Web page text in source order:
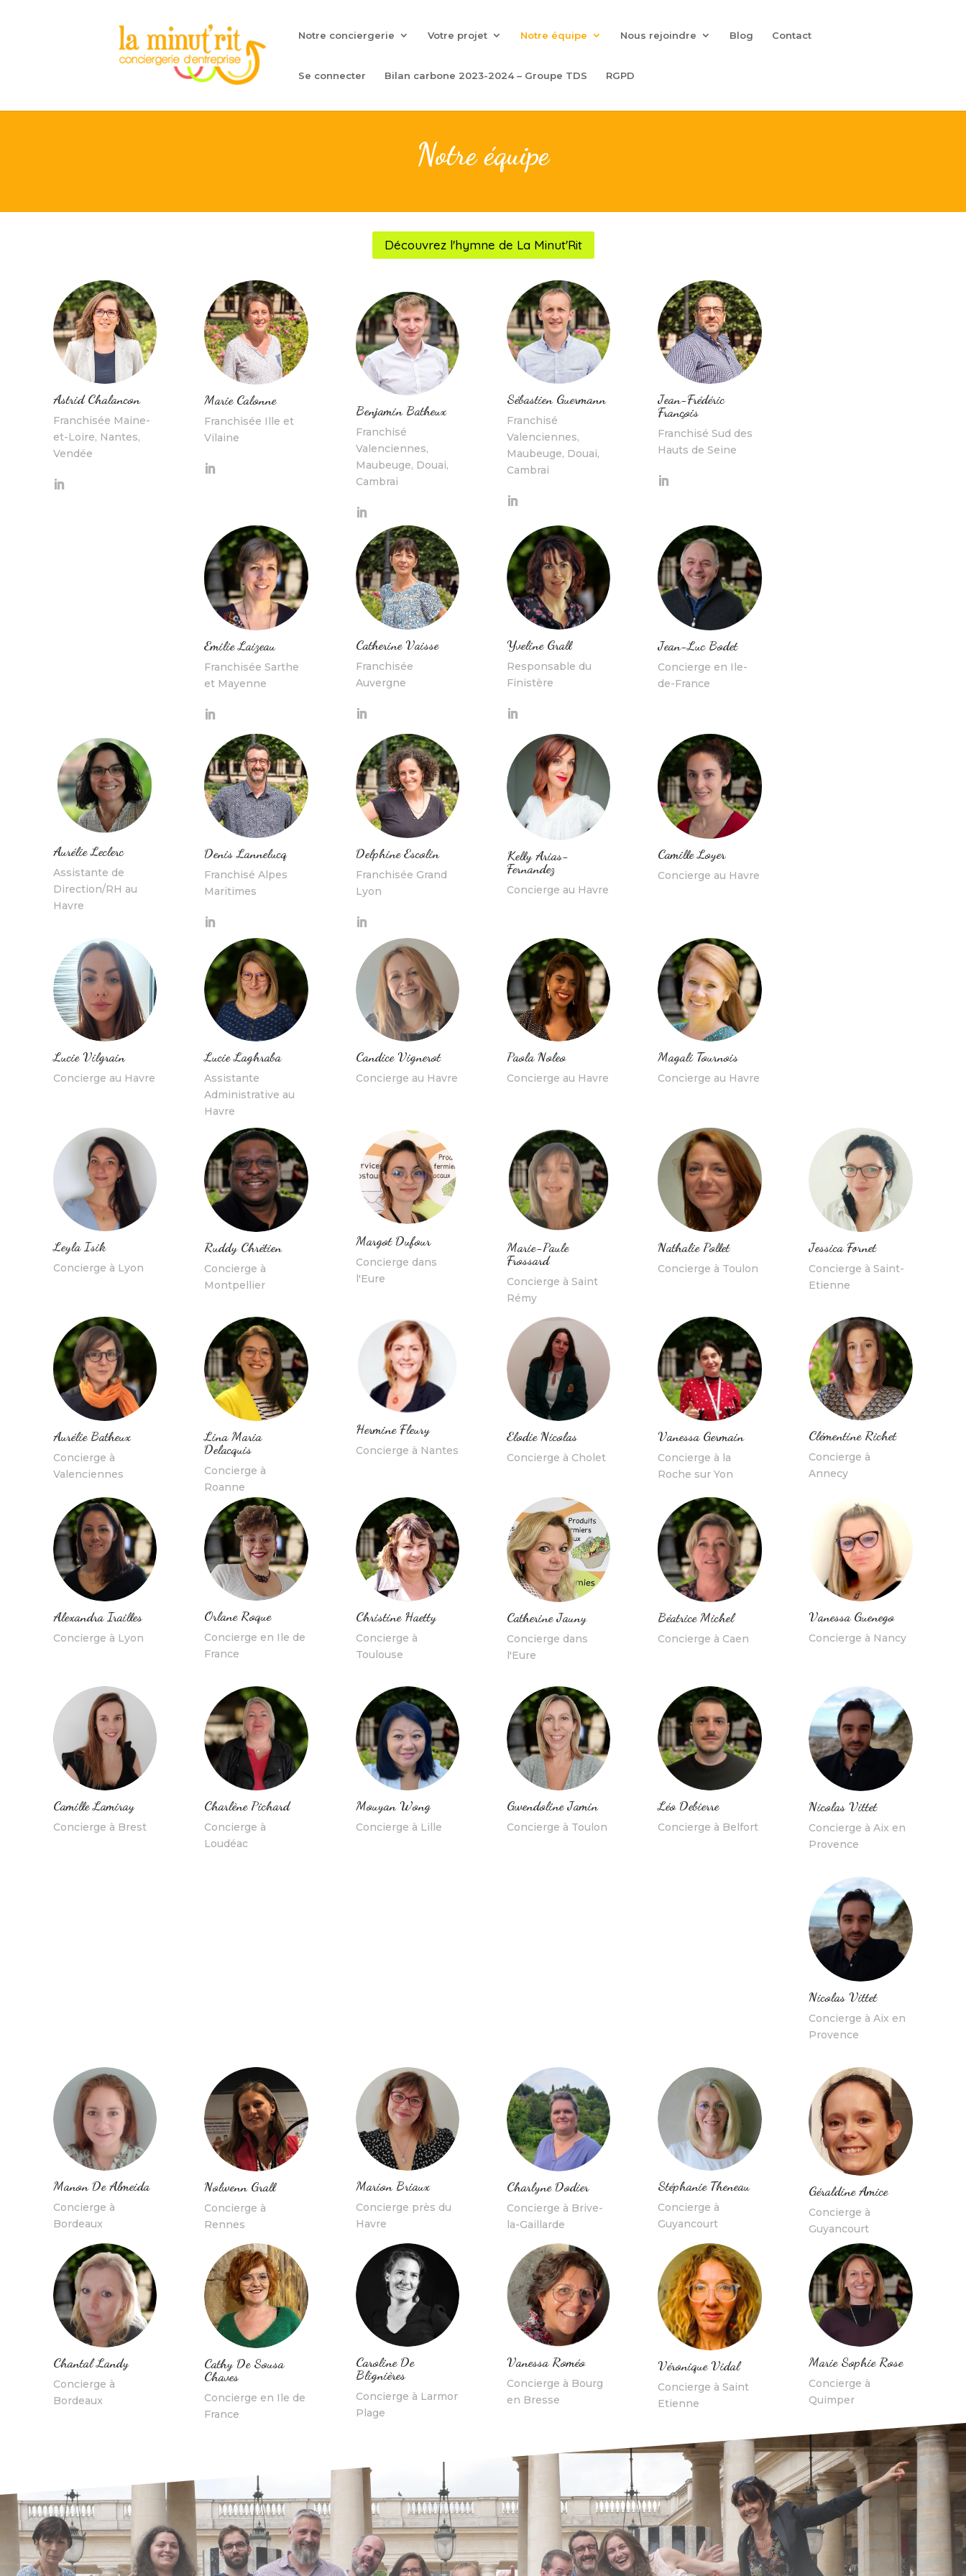
Notre conciergerie Votre projet Notre équipe Nous rejoindre Blog Contact
Se connecter Bilan carbone 2023-2024 – Groupe TDS RGPD
Notre équipe
Découvrez l'hymne de La Minut'Rit
Astrid Chalancon
Franchisée Maine-
et-Loire, Nantes,
Vendée
Marie Calonne
Franchisée Ille et
Vilaine
Benjamin Batheux
Franchisé
Valenciennes,
Maubeuge, Douai,
Cambrai
Sébastien Guermann
Franchisé
Valenciennes,
Maubeuge, Douai,
Cambrai
Jean-Frédéric
François
Franchisé Sud des
Hauts de Seine
Emilie Laizeau
Franchisée Sarthe
et Mayenne
Catherine Vaisse
Franchisée
Auvergne
Yveline Grall
Responsable du
Finistère
Jean-Luc Bodet
Concierge en Ile-
de-France
Aurélie Leclerc
Assistante de
Direction/RH au
Havre
Denis Lannelucq
Franchisé Alpes
Maritimes
Delphine Escolin
Franchisée Grand
Lyon
Kelly Arias-
Fernandez
Concierge au Havre
Camille Loyer
Concierge au Havre
Lucie Vilgrain
Concierge au Havre
Lucie Laghraba
Assistante
Administrative au
Havre
Candice Vignerot
Concierge au Havre
Paola Noleo
Concierge au Havre
Magali Tournois
Concierge au Havre
Leyla Isik
Concierge à Lyon
Ruddy Chrétien
Concierge à
Montpellier
Margot Dufour
Concierge dans
l'Eure
Marie-Paule
Frossard
Concierge à Saint
Rémy
Nathalie Pollet
Concierge à Toulon
Jessica Fornet
Concierge à Saint-
Etienne
Aurélie Batheux
Concierge à
Valenciennes
Lina Maria
Delacquis
Concierge à
Roanne
Hermine Fleury
Concierge à Nantes
Elodie Nicolas
Concierge à Cholet
Vanessa Germain
Concierge à la
Roche sur Yon
Clémentine Richet
Concierge à
Annecy
Alexandra Irailles
Concierge à Lyon
Orlane Roque
Concierge en Ile de
France
Christine Haetty
Concierge à
Toulouse
Catherine Jauny
Concierge dans
l'Eure
Béatrice Michel
Concierge à Caen
Vanessa Guenego
Concierge à Nancy
Camille Lamiray
Concierge à Brest
Charlène Pichard
Concierge à
Loudéac
Mouyan Wong
Concierge à Lille
Gwendoline Jamin
Concierge à Toulon
Léo Debierre
Concierge à Belfort
Nicolas Vittet
Concierge à Aix en
Provence
Nicolas Vittet
Concierge à Aix en
Provence
Manon De Almeida
Concierge à
Bordeaux
Nolwenn Grall
Concierge à
Rennes
Marion Briaux
Concierge près du
Havre
Charlyne Dodier
Concierge à Brive-
la-Gaillarde
Stéphanie Theneau
Concierge à
Guyancourt
Géraldine Amice
Concierge à
Guyancourt
Chantal Landy
Concierge à
Bordeaux
Cathy De Sousa
Chaves
Concierge en Ile de
France
Caroline De
Blignières
Concierge à Larmor
Plage
Vanessa Roméo
Concierge à Bourg
en Bresse
Véronique Vidal
Concierge à Saint
Etienne
Marie Sophie Rose
Concierge à
Quimper